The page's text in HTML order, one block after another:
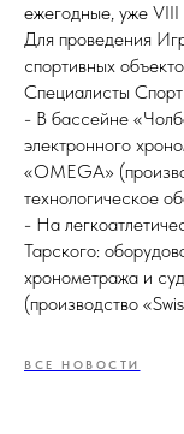
ежегодные, уже VIII
Для проведения
спортивных
Специалисты
- В бассейне
электронного
«OMEGA»
технологическое
- На
Тарского:
хронометража и
(производство
ВСЕ НОВОСТИ